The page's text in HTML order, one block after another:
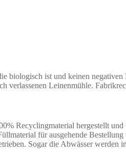
ist und keinen
verlassenen Leinenmühle.
Recyclingmaterial hergestellt
für ausgehende
Sogar die Abwässer werden